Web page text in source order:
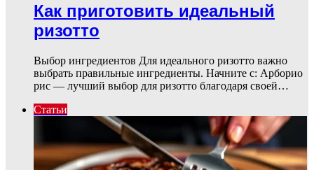
Как приготовить идеальный
ризотто
Выбор ингредиентов Для идеального ризотто важно
выбрать правильные ингредиенты. Начните с: Арборио
рис — лучший выбор для ризотто благодаря своей…
Статьи